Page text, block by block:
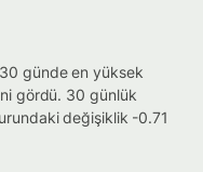
günde en yüksek
gördü. 30 günlük
değişiklik -0.71